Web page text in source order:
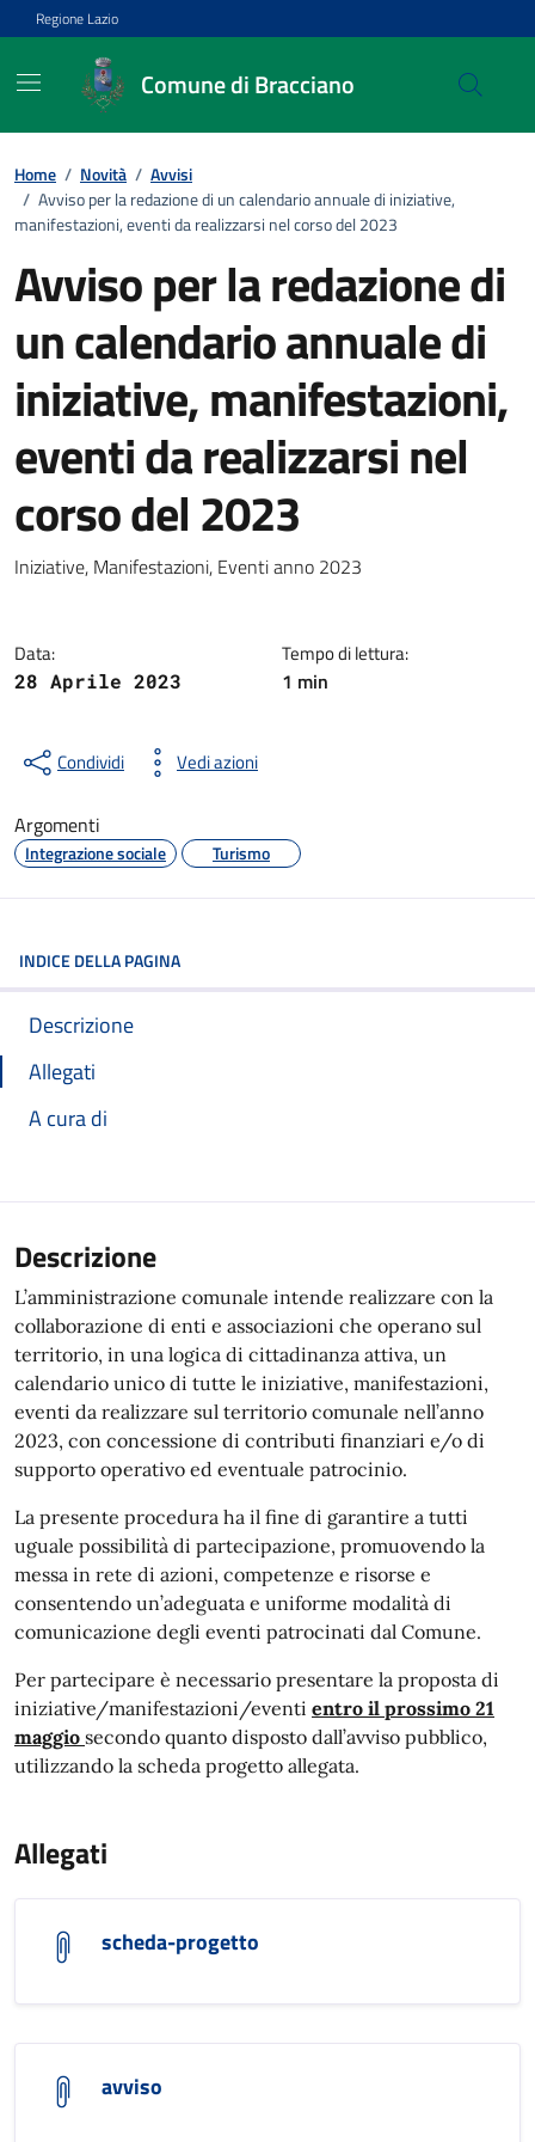
Vai ai contenuti
Vai al footer
Regione Lazio
Comune di Bracciano
Home / Novità / Avvisi
/ Avviso per la redazione di un calendario annuale di iniziative,
manifestazioni, eventi da realizzarsi nel corso del 2023
Avviso per la redazione di
un calendario annuale di
iniziative, manifestazioni,
eventi da realizzarsi nel
corso del 2023
Dettagli della notizia
Iniziative, Manifestazioni, Eventi anno 2023
Data:
28 Aprile 2023
Tempo di lettura:
1 min
Condividi Vedi azioni
Argomenti
Integrazione sociale Turismo
INDICE DELLA PAGINA
Descrizione
Allegati
A cura di
Descrizione
L’amministrazione comunale intende realizzare con la
collaborazione di enti e associazioni che operano sul
territorio, in una logica di cittadinanza attiva, un
calendario unico di tutte le iniziative, manifestazioni,
eventi da realizzare sul territorio comunale nell’anno
2023, con concessione di contributi finanziari e/o di
supporto operativo ed eventuale patrocinio.
La presente procedura ha il fine di garantire a tutti
uguale possibilità di partecipazione, promuovendo la
messa in rete di azioni, competenze e risorse e
consentendo un’adeguata e uniforme modalità di
comunicazione degli eventi patrocinati dal Comune.
Per partecipare è necessario presentare la proposta di
iniziative/manifestazioni/eventi entro il prossimo 21
maggio secondo quanto disposto dall’avviso pubblico,
utilizzando la scheda progetto allegata.
Allegati
scheda-progetto
avviso